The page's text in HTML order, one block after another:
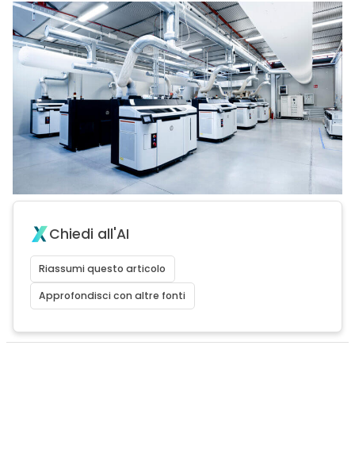
Chiedi all'AI
Riassumi questo articolo
Approfondisci con altre fonti